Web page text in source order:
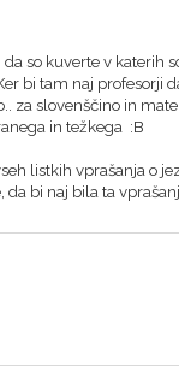
so kuverte v katerih
bi tam naj profesorji
za slovenščino in
in težkega :B
listkih vprašanja o
bi naj bila ta